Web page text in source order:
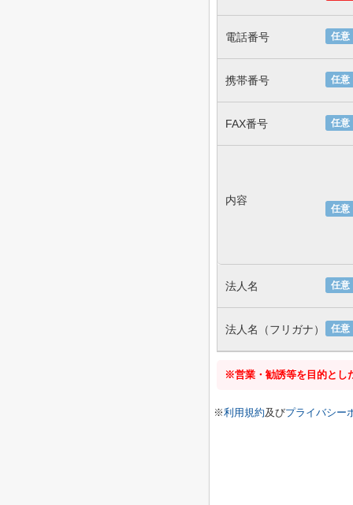
任意
電話番号
任意
携帯番号
任意
FAX番号
任意
内容
任意
法人名
任意
法人名（フリガナ）
※営業・勧誘等を目的とし
※利用規約及びプライバシー